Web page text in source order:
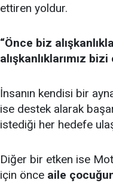
ettiren yoldur.
“Önce biz
alışkanlıklarımız
İnsanın kendisi bir
ise destek alarak
istediği her hedefe
Diğer bir etken ise
için önce aile